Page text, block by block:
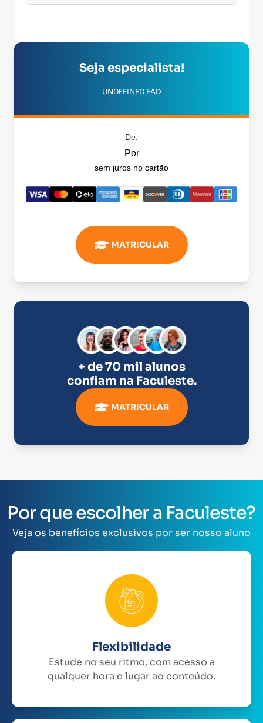
Seja especialista!
UNDEFINED EAD
De:
Por
sem juros no cartão
MATRICULAR
+ de 70 mil alunos
confiam na Faculeste.
MATRICULAR
Por que escolher a Faculeste?
Veja os benefícios exclusivos por ser nosso aluno
Flexibilidade
Estude no seu ritmo, com acesso a
qualquer hora e lugar ao conteúdo.